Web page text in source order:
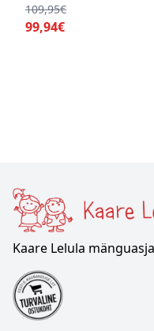
109,95€
99,94€
Kaare Lelula